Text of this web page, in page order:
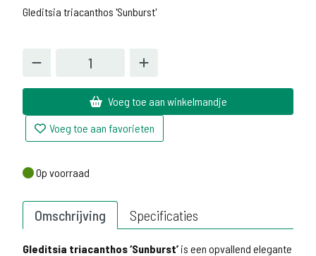
Gleditsia triacanthos 'Sunburst'
Voeg toe aan winkelmandje
Voeg toe aan favorieten
Op voorraad
Op voorraad
Omschrijving Specificaties
Gleditsia triacanthos ‘Sunburst’ is een opvallend elegante